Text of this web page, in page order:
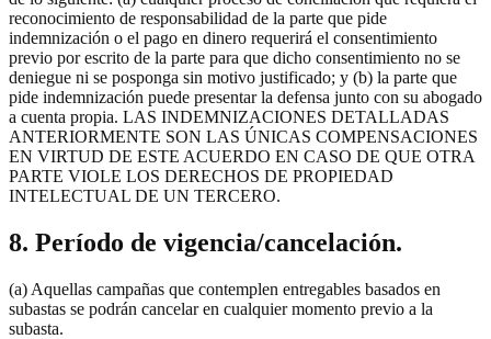
reconocimiento de responsabilidad de la parte que pide
indemnización o el pago en dinero requerirá el consentimiento
previo por escrito de la parte para que dicho consentimiento no se
deniegue ni se posponga sin motivo justificado; y (b) la parte que
pide indemnización puede presentar la defensa junto con su abogado
a cuenta propia. LAS INDEMNIZACIONES DETALLADAS
ANTERIORMENTE SON LAS ÚNICAS COMPENSACIONES
EN VIRTUD DE ESTE ACUERDO EN CASO DE QUE OTRA
PARTE VIOLE LOS DERECHOS DE PROPIEDAD
INTELECTUAL DE UN TERCERO.
8. Período de vigencia/cancelación.
(a) Aquellas campañas que contemplen entregables basados en
subastas se podrán cancelar en cualquier momento previo a la
subasta.